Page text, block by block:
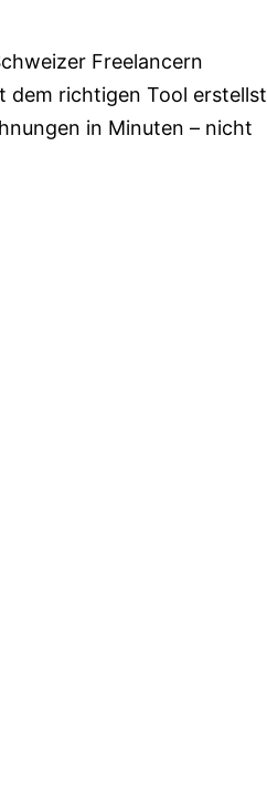
Freelancern
dem richtigen Tool erstellst
in Minuten – nicht